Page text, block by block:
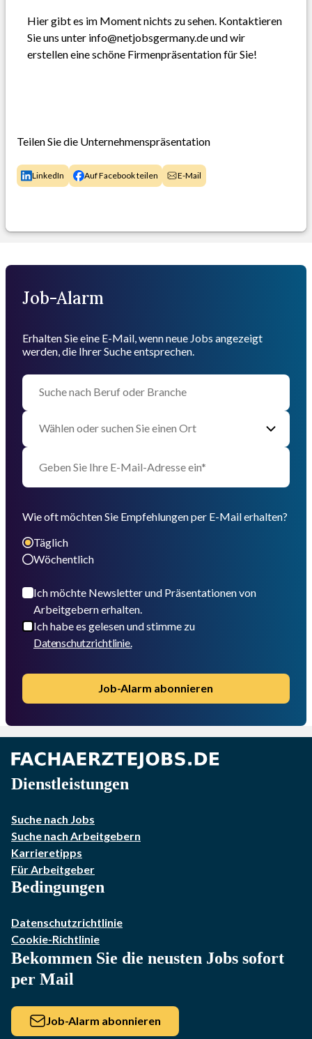
Hier gibt es im Moment nichts zu sehen. Kontaktieren
Sie uns unter info@netjobsgermany.de und wir
erstellen eine schöne Firmenpräsentation für Sie!
Teilen Sie die Unternehmenspräsentation
LinkedIn Auf Facebook teilen E-Mail
Job-Alarm
Erhalten Sie eine E-Mail, wenn neue Jobs angezeigt
werden, die Ihrer Suche entsprechen.
Wie oft möchten Sie Empfehlungen per E-Mail erhalten?
Täglich
Wöchentlich
Ich möchte Newsletter und Präsentationen von
Arbeitgebern erhalten.
Ich habe es gelesen und stimme zu
Datenschutzrichtlinie.
Job-Alarm abonnieren
Dienstleistungen
Suche nach Jobs
Suche nach Arbeitgebern
Karrieretipps
Für Arbeitgeber
Bedingungen
Datenschutzrichtlinie
Cookie-Richtlinie
Bekommen Sie die neusten Jobs sofort
per Mail
Job-Alarm abonnieren